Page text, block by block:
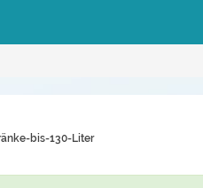
bis-130-Liter